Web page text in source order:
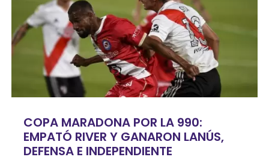
COPA MARADONA POR LA 990:
EMPATÓ RIVER Y GANARON LANÚS,
DEFENSA E INDEPENDIENTE